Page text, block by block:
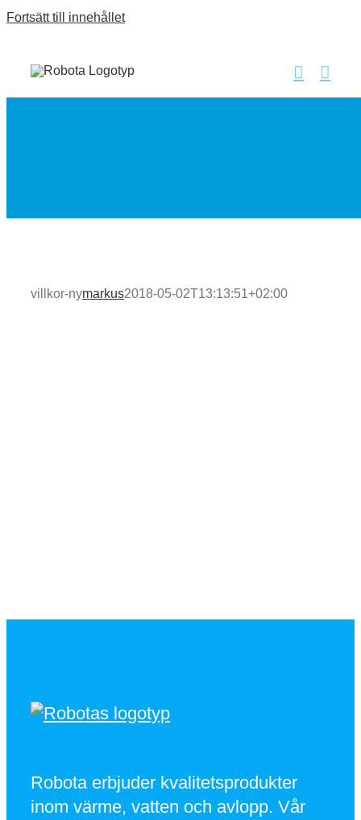
Fortsätt till innehållet
villkor-nymarkus2018-05-02T13:13:51+02:00
Robota erbjuder kvalitetsprodukter
inom värme, vatten och avlopp. Vår